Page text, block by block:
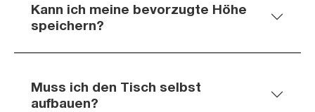
Kann ich meine bevorzugte Höhe
speichern?
Muss ich den Tisch selbst
aufbauen?